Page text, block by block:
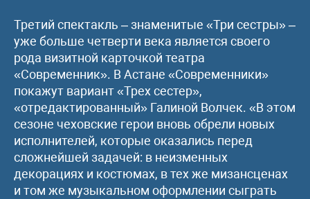
Третий спектакль – знаменитые «Три сестры» –
уже больше четверти века является своего
рода визитной карточкой театра
«Современник». В Астане «Современники»
покажут вариант «Трех сестер»,
«отредактированный» Галиной Волчек. «В этом
сезоне чеховские герои вновь обрели новых
исполнителей, которые оказались перед
сложнейшей задачей: в неизменных
декорациях и костюмах, в тех же мизансценах
и том же музыкальном оформлении сыграть